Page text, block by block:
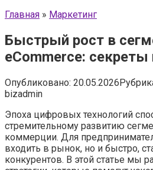
Главная » Маркетинг
Быстрый рост в
eCommerce: секреты
Опубликовано: 20.05.2026
bizadmin
Эпоха цифровых технологий
стремительному развитию
коммерции. Для
входить в рынок, но и быстро,
конкурентов. В этой статье мы